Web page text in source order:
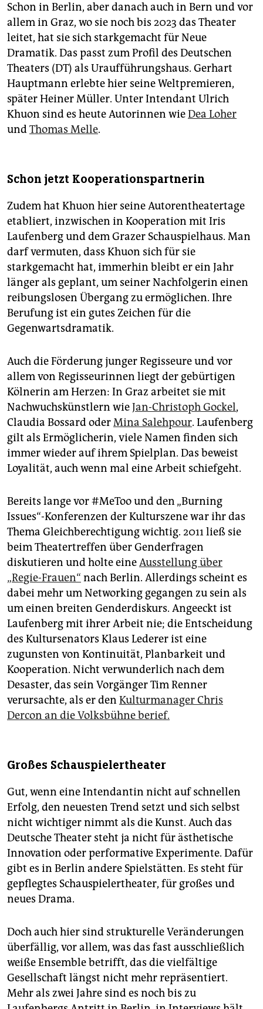
Schon in Berlin, aber danach auch in Bern und vor
allem in Graz, wo sie noch bis 2023 das Theater
leitet, hat sie sich starkgemacht für Neue
Dramatik. Das passt zum Profil des Deutschen
Theaters (DT) als Uraufführungshaus. Gerhart
Hauptmann erlebte hier seine Welt­premieren,
später Heiner Müller. Unter Intendant Ulrich
Khuon sind es heute Autorinnen wieDea Loher
undThomas Melle.
Schon jetzt Kooperationspartnerin
Zudem hat Khuon hier seine Autorentheatertage
etabliert, inzwischen in Kooperation mit Iris
Laufenberg und dem Grazer Schauspielhaus. Man
darf vermuten, dass Khuon sich für sie
starkgemacht hat, immerhin bleibt er ein Jahr
länger als geplant, um seiner Nachfolgerin einen
reibungslosen Übergang zu ermöglichen. Ihre
Berufung ist ein gutes Zeichen für die
Gegenwartsdramatik.
Auch die Förderung junger Regisseure und vor
allem von Regisseurinnen liegt der gebürtigen
Kölnerin am Herzen: In Graz arbeitet sie mit
Nachwuchskünstlern wieJan-Christoph Gockel,
Claudia Bossard oderMina Salehpour. Laufenberg
gilt als Ermöglicherin, viele Namen finden sich
immer wieder auf ihrem Spielplan. Das beweist
Loyalität, auch wenn mal eine Arbeit schiefgeht.
Bereits lange vor #MeToo und den „Burning
Issues“-Konferenzen der Kulturszene war ihr das
Thema Gleichberechtigung wichtig. 2011 ließ sie
beim Thea­ter­treffen über Genderfragen
diskutieren und holte eineAusstellung über
„Regie-Frauen“ nach Berlin. Allerdings scheint es
dabei mehr um Networking gegangen zu sein als
um einen breiten Genderdiskurs. Angeeckt ist
Laufenberg mit ihrer Arbeit nie; die Entscheidung
des Kultursenators Klaus Lederer ist eine
zugunsten von Kontinuität, Planbarkeit und
Kooperation. Nicht verwunderlich nach dem
Desaster, das sein Vorgänger Tim Renner
verursachte, als er den Kulturmanager Chris
Dercon an die Volksbühne berief.
Großes Schauspielertheater
Gut, wenn eine Intendantin nicht auf schnellen
Erfolg, den neuesten Trend setzt und sich selbst
nicht wichtiger nimmt als die Kunst. Auch das
Deutsche Theater steht ja nicht für ästhetische
Innovation oder performative Experimente. Dafür
gibt es in Berlin andere Spielstätten. Es steht für
gepflegtes Schauspielertheater, für großes und
neues Drama.
Doch auch hier sind strukturelle Veränderungen
überfällig, vor allem, was das fast ausschließlich
weiße Ensemble betrifft, das die vielfältige
Gesellschaft längst nicht mehr repräsentiert.
Mehr als zwei Jahre sind es noch bis zu